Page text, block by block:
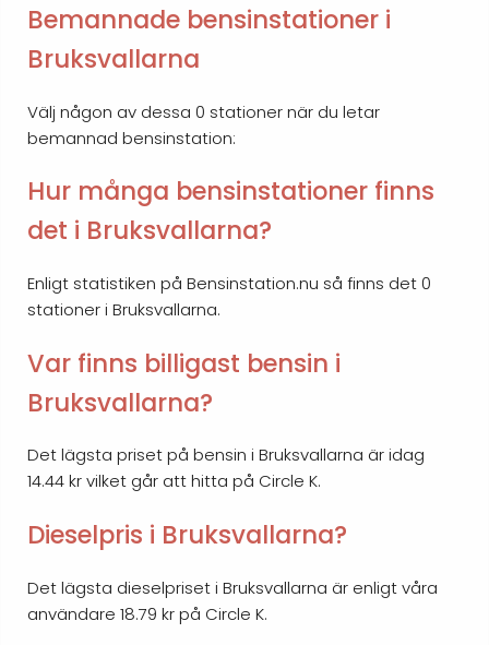
Bemannade bensinstationer i
Bruksvallarna
Välj någon av dessa 0 stationer när du letar
bemannad bensinstation:
Hur många bensinstationer finns
det i Bruksvallarna?
Enligt statistiken på Bensinstation.nu så finns det 0
stationer i Bruksvallarna.
Var finns billigast bensin i
Bruksvallarna?
Det lägsta priset på bensin i Bruksvallarna är idag
14.44 kr vilket går att hitta på Circle K.
Dieselpris i Bruksvallarna?
Det lägsta dieselpriset i Bruksvallarna är enligt våra
användare 18.79 kr på Circle K.